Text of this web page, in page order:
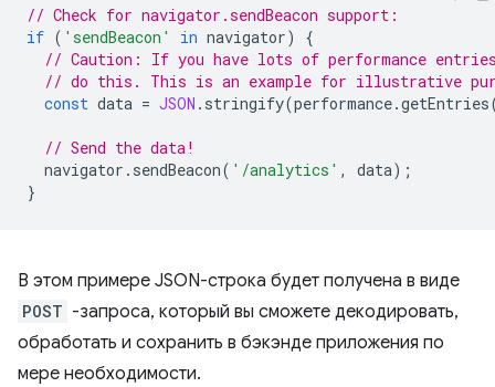
// Check for navigator.sendBeacon support:
if ( 'sendBeacon' in navigator)
{
// Caution: If you have lots of performance
// do this. This is an example for illustrative
const data = JSON . stringify(performance.getEntries
// Send the data!
navigator . sendBeacon( '/analytics' , data);
}
В этом примере JSON-строка будет получена в виде
POST -запроса, который вы сможете декодировать,
обработать и сохранить в бэкэнде приложения по
мере необходимости.